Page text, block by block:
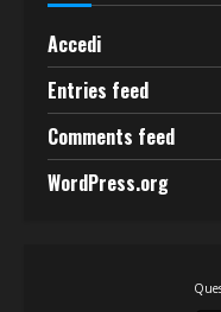
Accedi
Entries feed
Comments feed
WordPress.org